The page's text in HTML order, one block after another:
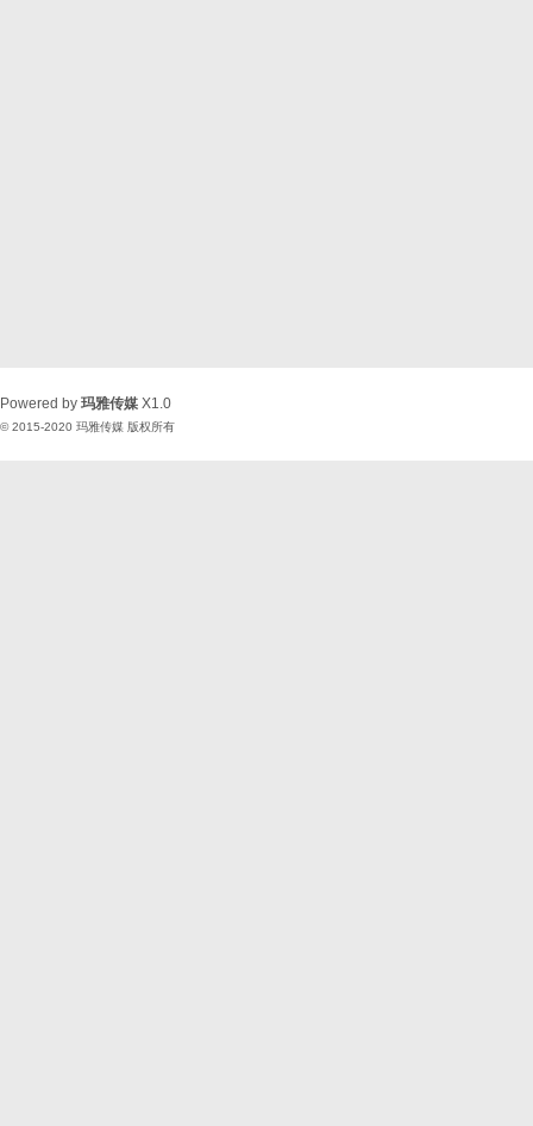
Powered by 玛雅传媒 X1.0
© 2015-2020 玛雅传媒 版权所有